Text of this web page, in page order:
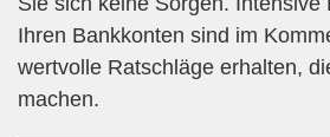
Ihren Bankkonten sind im
wertvolle Ratschläge erhalten,
machen.